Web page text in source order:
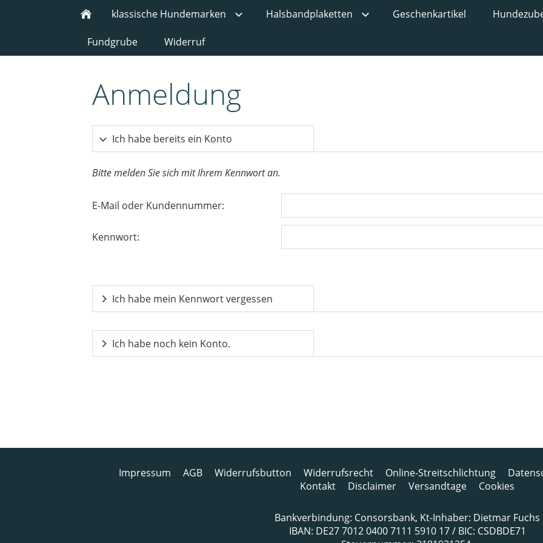
klassische Hundemarken Halsbandplaketten Geschenkartikel
Fundgrube Widerruf
Anmeldung
Ich habe bereits ein Konto
Bitte melden Sie sich mit Ihrem Kennwort an.
E-Mail oder Kundennummer:
Kennwort:
Ich habe mein Kennwort vergessen
Ich habe noch kein Konto.
Impressum AGB Widerrufsbutton Widerrufsrecht Online-Streitschlichtung
Kontakt
Disclaimer Versandtage Cookies
Bankverbindung: Consorsbank, Kt-Inhaber: Dietmar Fuchs
IBAN: DE27 7012 0400 7111 5910 17 / BIC: CSDBDE71